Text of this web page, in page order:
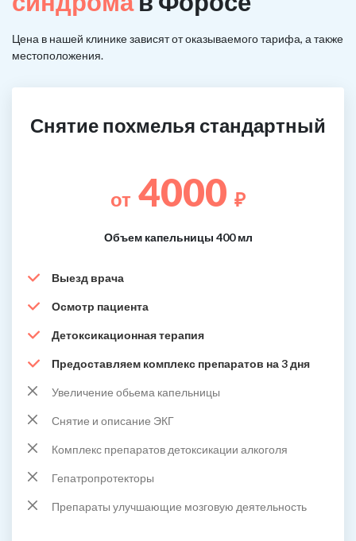
Цена в нашей клинике зависят от оказываемого тарифа, а также
местоположения.
Снятие похмелья стандартный
от 4000 ₽
Объем капельницы 400 мл
Выезд врача
Осмотр пациента
Детоксикационная терапия
Предоставляем комплекс препаратов на 3 дня
Увеличение обьема капельницы
Снятие и описание ЭКГ
Комплекс препаратов детоксикации алкоголя
Гепатропротекторы
Препараты улучшающие мозговую деятельность